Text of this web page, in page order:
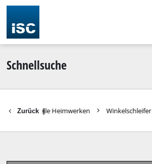
Schnellsuche
Zurück |
Ersatzteile Heimwerken Winkelschleifer